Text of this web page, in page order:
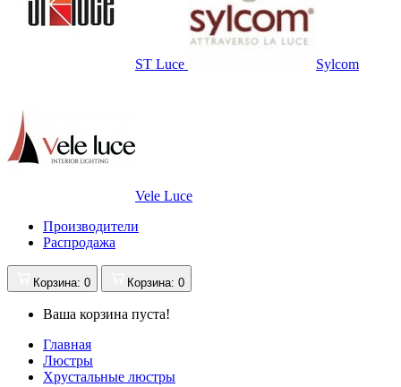
ST Luce Sylcom
Vele Luce
Производители
Распродажа
Корзина: 0 Корзина: 0
Ваша корзина пуста!
Главная
Люстры
Хрустальные люстры